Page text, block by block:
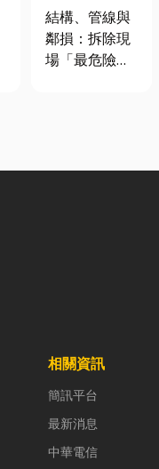
裝潢拆除、水
泥切割施工前
必看的避坑指
結構、管線與
鄰損：拆除現
場「最危險的
混亂的環境
陷： 這是老屋
的致命錯
誤。...
相關資訊
簡訊平台
最新消息
中華電信